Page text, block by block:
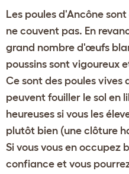
Les poules d'Ancône
ne couvent pas. En
grand nombre d'œufs
poussins sont vigoureux
Ce sont des poules vives
peuvent fouiller le sol en
heureuses si vous les
plutôt bien (une clôture
Si vous vous en occupez
confiance et vous